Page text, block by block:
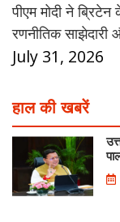
पीएम मोदी ने
रणनीतिक साझेदारी
July 31, 2026
हाल की खबरें